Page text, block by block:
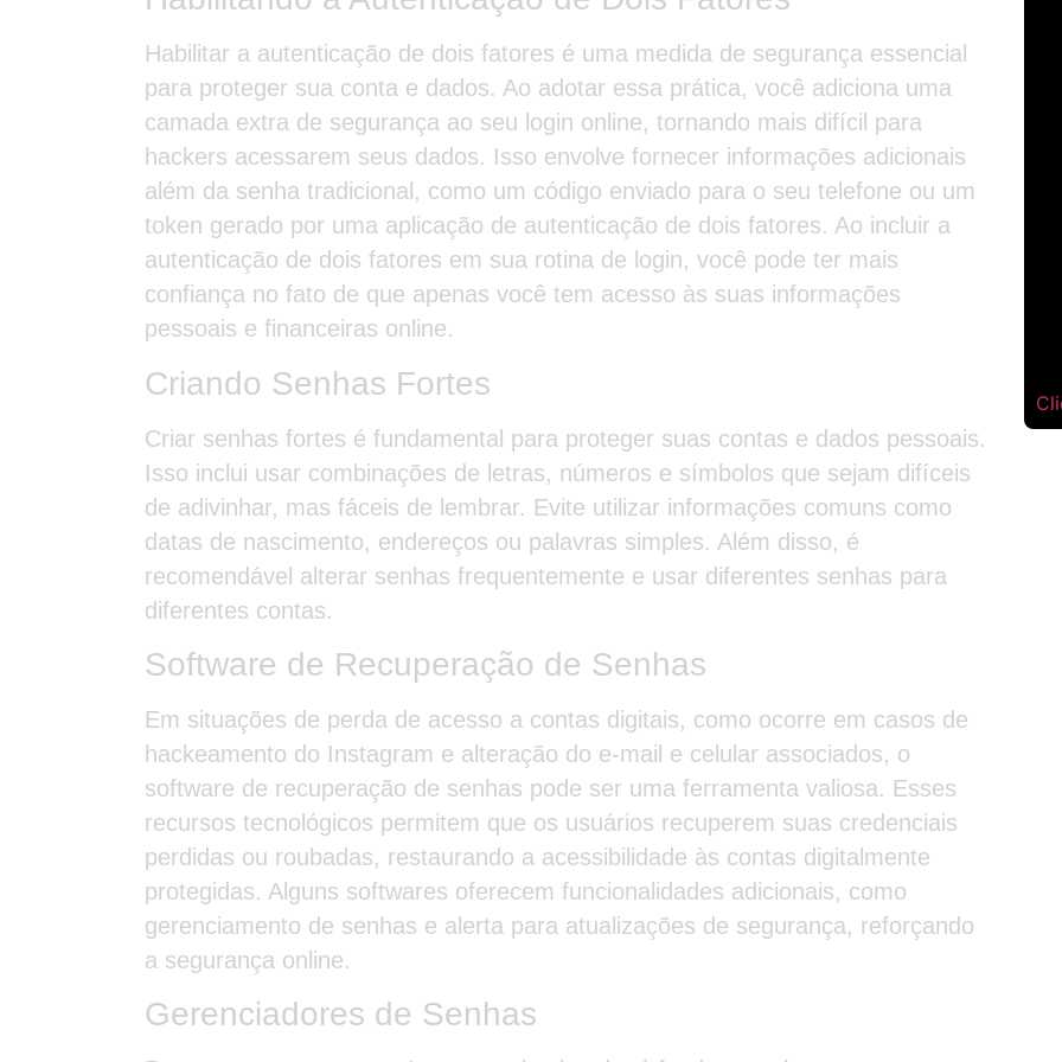
Habilitar a autenticação de dois fatores é uma medida de segurança essencial
para proteger sua conta e dados. Ao adotar essa prática, você adiciona uma
camada extra de segurança ao seu login online, tornando mais difícil para
hackers acessarem seus dados. Isso envolve fornecer informações adicionais
além da senha tradicional, como um código enviado para o seu telefone ou um
token gerado por uma aplicação de autenticação de dois fatores. Ao incluir a
autenticação de dois fatores em sua rotina de login, você pode ter mais
confiança no fato de que apenas você tem acesso às suas informações
pessoais e financeiras online.
Criando Senhas Fortes
Criar senhas fortes é fundamental para proteger suas contas e dados pessoais.
Isso inclui usar combinações de letras, números e símbolos que sejam difíceis
de adivinhar, mas fáceis de lembrar. Evite utilizar informações comuns como
datas de nascimento, endereços ou palavras simples. Além disso, é
recomendável alterar senhas frequentemente e usar diferentes senhas para
diferentes contas.
Software de Recuperação de Senhas
Em situações de perda de acesso a contas digitais, como ocorre em casos de
hackeamento do Instagram e alteração do e-mail e celular associados, o
software de recuperação de senhas pode ser uma ferramenta valiosa. Esses
recursos tecnológicos permitem que os usuários recuperem suas credenciais
perdidas ou roubadas, restaurando a acessibilidade às contas digitalmente
protegidas. Alguns softwares oferecem funcionalidades adicionais, como
gerenciamento de senhas e alerta para atualizações de segurança, reforçando
a segurança online.
Gerenciadores de Senhas